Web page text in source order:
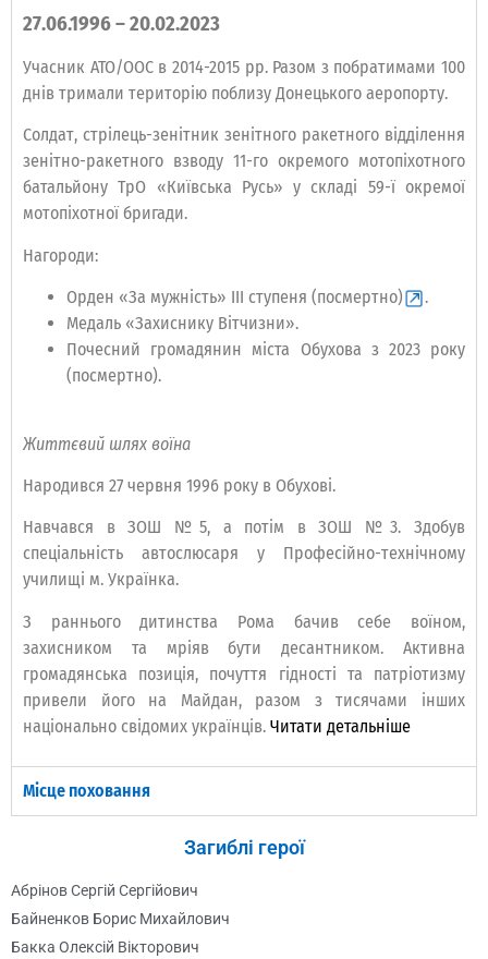
27.06.1996 – 20.02.2023
Учасник АТО/ООС в 2014-2015 рр. Разом з побратимами 100
днів тримали територію поблизу Донецького аеропорту.
Солдат, стрілець-зенітник зенітного ракетного відділення
зенітно-ракетного взводу 11-го окремого мотопіхотного
батальйону ТрО «Київська Русь» у складі 59-ї окремої
мотопіхотної бригади.
Нагороди:
Орден «За мужність» ІІІ ступеня (посмертно)
.
Медаль «Захиснику Вітчизни».
Почесний громадянин міста Обухова з 2023 року
(посмертно).
Життєвий шлях воїна
Народився 27 червня 1996 року в Обухові.
Навчався в ЗОШ №5, а потім в ЗОШ №3. Здобув
спеціальність автослюсаря у Професійно-технічному
училищі м. Українка.
З раннього дитинства Рома бачив себе воїном,
захисником та мріяв бути десантником. Активна
громадянська позиція, почуття гідності та патріотизму
привели його на Майдан, разом з тисячами інших
національно свідомих українців. Читати детальніше
Місце поховання
Загиблі герої
Абрінов Сергій Сергійович
Байненков Борис Михайлович
Бакка Олексій Вікторович